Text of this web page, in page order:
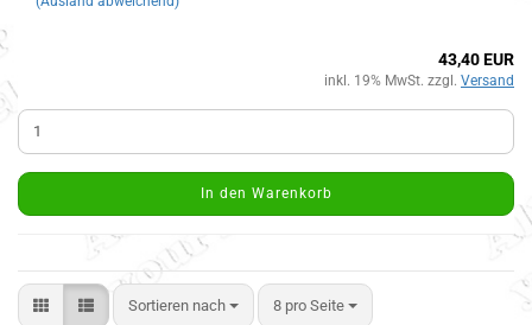
43,40 EUR
inkl. 19% MwSt. zzgl. Versand
In den Warenkorb
Sortieren nach 8 pro Seite